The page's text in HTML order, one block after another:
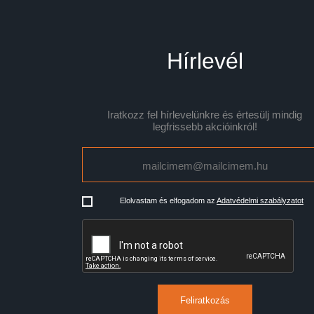
Hírlevél
Iratkozz fel hírlevelünkre és értesülj mindig
legfrissebb akcióinkról!
Elolvastam és elfogadom az Adatvédelmi szabályzatot
Feliratkozás